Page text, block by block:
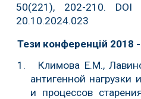
50(221), 202-210. DOI
20.10.2024.023
Тези конференцій 2018
1. Климова Е.М.,
антигенной нагрузки
и процессов